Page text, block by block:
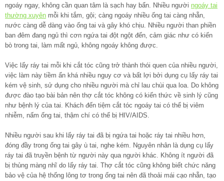
ngoáy ngay, không cần quan tâm là sạch hay bẩn. Nhiều người ngoáy tai
thường xuyên mỗi khi tắm, gội; càng ngoáy nhiều ống tai càng nhẵn,
nước càng dễ dàng vào ống tai và gây khó chịu. Nhiều người than phiền
ban đêm đang ngủ thì cơn ngứa tai đột ngột đến, cảm giác như có kiến
bò trong tai, làm mất ngủ, không ngoáy không được.
Việc lấy ráy tai mỗi khi cắt tóc cũng trở thành thói quen của nhiều người,
việc làm này tiềm ẩn khá nhiều nguy cơ và bất lợi bởi dụng cụ lấy ráy tai
kém vệ sinh, sử dụng cho nhiều người mà chỉ lau chùi qua loa. Do không
được đào tạo bài bản nên thợ cắt tóc không có kiến thức về sinh lý cũng
như bệnh lý của tai. Khách đến tiệm cắt tóc ngoáy tai có thể bị viêm
nhiễm, nấm ống tai, thậm chí có thể bị HIV/AIDS.
Nhiều người sau khi lấy ráy tai đã bị ngứa tai hoặc ráy tai nhiều hơn,
đóng đầy trong ống tai gây ù tai, nghe kém. Nguyên nhân là dụng cụ lấy
ráy tai đã truyền bệnh từ người này qua người khác. Không ít người đã
bị thủng màng nhĩ do lấy ráy tai. Thợ cắt tóc cũng không biết chức năng
bảo vệ của hệ thống lông tơ trong ống tai nên đã thoải mái cạo nhẵn, tạo